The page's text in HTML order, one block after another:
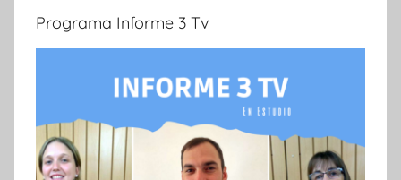
Programa Informe 3 Tv